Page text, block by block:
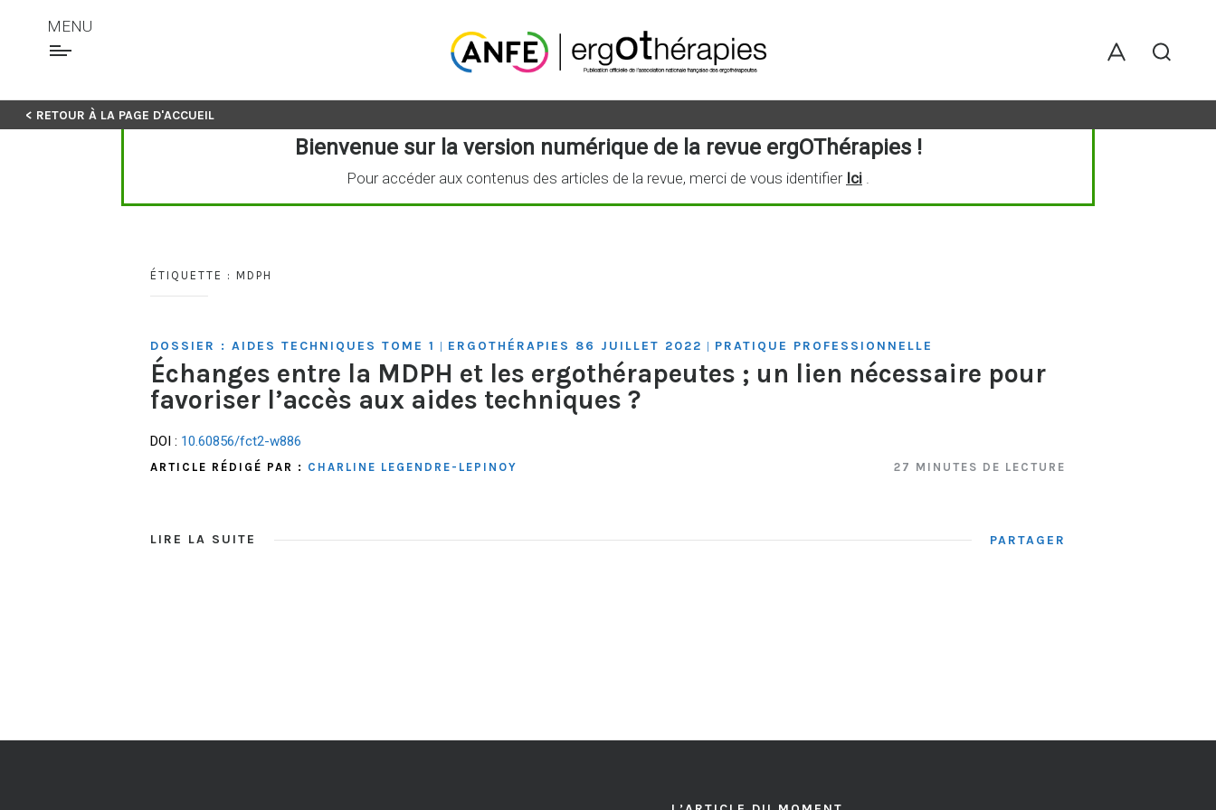
Skip
MENU
< RETOUR À LA PAGE D'ACCUEIL
Bienvenue sur la version numérique de la revue ergOThérapies !
Pour accéder aux contenus des articles de la revue, merci de vous identifier Ici .
ÉTIQUETTE : MDPH
DOSSIER : AIDES TECHNIQUES TOME 1 | ERGOTHÉRAPIES 86 JUILLET 2022 | PRATIQUE PROFESSIONNELLE
Échanges entre la MDPH et les ergothérapeutes ; un lien nécessaire pour
favoriser l’accès aux aides techniques ?
DOI : 10.60856/fct2-w886
ARTICLE RÉDIGÉ PAR : CHARLINE LEGENDRE-LEPINOY 27 MINUTES DE LECTURE
LIRE LA SUITE PARTAGER